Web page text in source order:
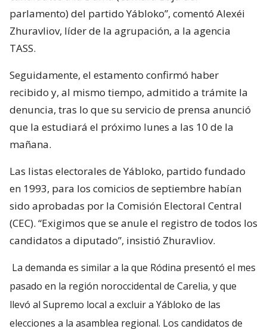
parlamento) del partido Yábloko”, comentó Alexéi
Zhuravliov, líder de la agrupación, a la agencia
TASS.
Seguidamente, el estamento confirmó haber
recibido y, al mismo tiempo, admitido a trámite la
denuncia, tras lo que su servicio de prensa anunció
que la estudiará el próximo lunes a las 10 de la
mañana.
Las listas electorales de Yábloko, partido fundado
en 1993, para los comicios de septiembre habían
sido aprobadas por la Comisión Electoral Central
(CEC). “Exigimos que se anule el registro de todos los
candidatos a diputado”, insistió Zhuravliov.
La demanda es similar a la que Ródina presentó el mes
pasado en la región noroccidental de Carelia, y que
llevó al Supremo local a excluir a Yábloko de las
elecciones a la asamblea regional. Los candidatos de